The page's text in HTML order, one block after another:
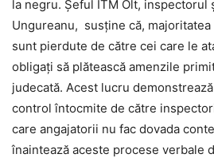
la negru. Șeful ITM Olt, inspectorul
Ungureanu, susține că,
sunt pierdute de către cei care le
obligaţi să plătească amenzile
judecată. Acest lucru
control întocmite de către
care angajatorii nu fac dovada
înaintează aceste procese verbale